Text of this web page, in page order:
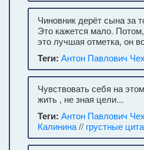
Чиновник дерёт сына за
Это кажется мало.
это лучшая отметка, он
Теги: Антон Павлович
Чувствовать себя на
жить , не зная цели...
Теги: Антон Павлович
Калинина// грустные